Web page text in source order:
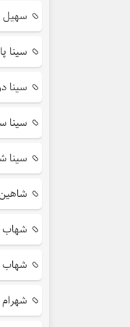
سهیل
سینا
سینا
سینا
سینا
شهاب